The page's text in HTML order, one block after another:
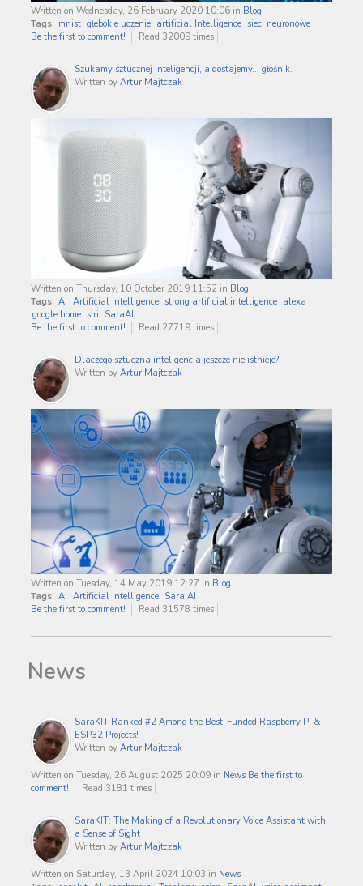
Written on Wednesday, 26 February 2020 10:06 in Blog
Tags: mnist głebokie uczenie artificial Intelligence sieci neuronowe
Be the first to comment!
Read 32009 times
Szukamy sztucznej Inteligencji, a dostajemy... głośnik.
Written by Artur Majtczak
Written on Thursday, 10 October 2019 11:52 in Blog
Tags: AI Artificial Intelligence strong artificial intelligence alexa
google home siri SaraAI
Be the first to comment!
Read 27719 times
Dlaczego sztuczna inteligencja jeszcze nie istnieje?
Written by Artur Majtczak
Written on Tuesday, 14 May 2019 12:27 in Blog
Tags: AI Artificial Intelligence Sara AI
Be the first to comment!
Read 31578 times
News
SaraKIT Ranked #2 Among the Best-Funded Raspberry Pi &
ESP32 Projects!
Written by Artur Majtczak
Written on Tuesday, 26 August 2025 20:09 in News Be the first to
comment!
Read 3181 times
SaraKIT: The Making of a Revolutionary Voice Assistant with
a Sense of Sight
Written by Artur Majtczak
Written on Saturday, 13 April 2024 10:03 in News